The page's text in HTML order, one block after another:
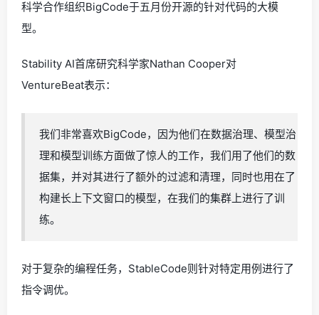
科学合作组织BigCode于五月份开源的针对代码的大模
型。
Stability AI首席研究科学家Nathan Cooper对
VentureBeat表示：
我们非常喜欢BigCode，因为他们在数据治理、模型治
理和模型训练方面做了惊人的工作，我们用了他们的数
据集，并对其进行了额外的过滤和清理，同时也用在了
构建长上下文窗口的模型，在我们的集群上进行了训
练。
对于复杂的编程任务，StableCode则针对特定用例进行了
指令调优。